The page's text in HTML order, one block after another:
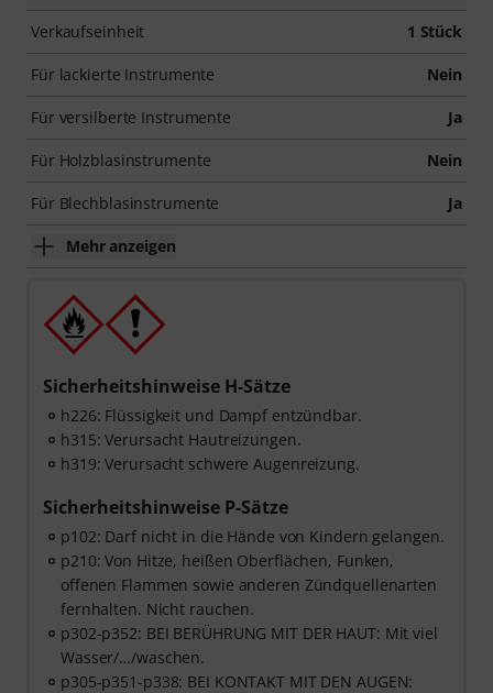
Verkaufseinheit 1 Stück
Für lackierte Instrumente Nein
Für versilberte Instrumente Ja
Für Holzblasinstrumente Nein
Für Blechblasinstrumente Ja
Mehr anzeigen
Sicherheitshinweise H-Sätze
h226: Flüssigkeit und Dampf entzündbar.
h315: Verursacht Hautreizungen.
h319: Verursacht schwere Augenreizung.
Sicherheitshinweise P-Sätze
p102: Darf nicht in die Hände von Kindern gelangen.
p210: Von Hitze, heißen Oberflächen, Funken,
offenen Flammen sowie anderen Zündquellenarten
fernhalten. Nicht rauchen.
p302-p352: BEI BERÜHRUNG MIT DER HAUT: Mit viel
Wasser/…/waschen.
p305-p351-p338: BEI KONTAKT MIT DEN AUGEN: